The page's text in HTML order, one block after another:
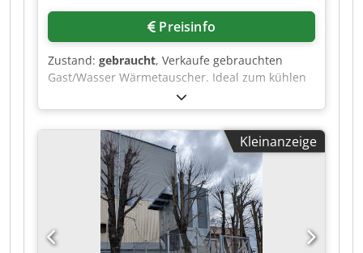
Preisinfo
Zustand: gebraucht, Verkaufe gebrauchten
Gast/Wasser Wärmetauscher. Ideal zum kühlen
von Holzgas oder anderen Gasen. Komplett aus
Edelstahl. Chjdozlhfcopfx Adwoa
Kleinanzeige